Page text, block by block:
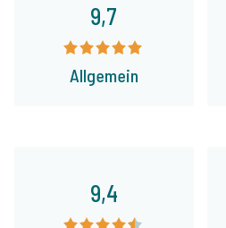
9,7
Allgemein
9,4